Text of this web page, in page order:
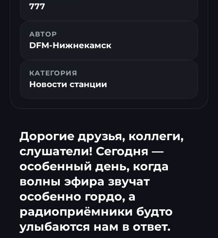
777
АВТОР
DFM-Нижнекамск
КАТЕГОРИЯ
Новости станции
Дорогие друзья, коллеги,
слушатели! Сегодня —
особенный день, когда
волны эфира звучат
особенно гордо, а
радиоприёмники будто
улыбаются нам в ответ.